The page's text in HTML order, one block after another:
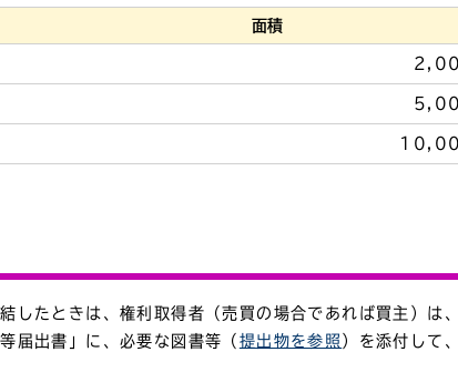
面積
したときは、権利取得者（売買の場合であれば買主）は、
届出書」に、必要な図書等（ 提出物を参照 ）を添付して